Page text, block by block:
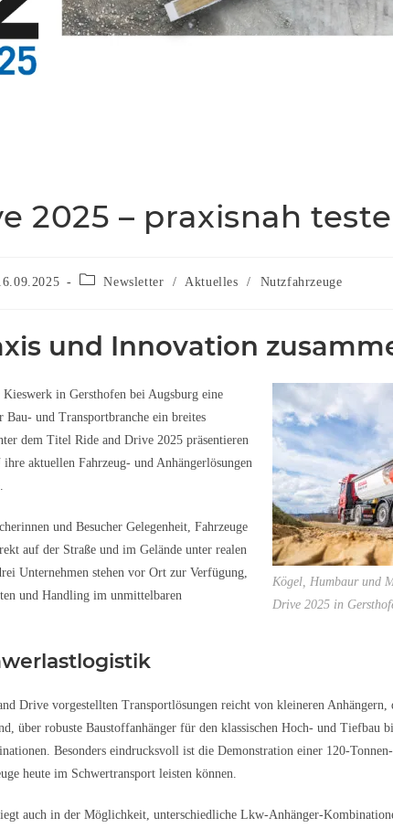
2025 – praxisnah
Newsletter / Aktuelles / Nutzfahrzeuge
und Innovation
Kögel, Humbaur und
Drive 2025 in
in Gersthofen bei Augsburg eine
und Transportbranche ein breites
dem Titel Ride and Drive 2025 präsentieren
aktuellen Fahrzeug- und Anhängerlösungen
und Besucher Gelegenheit, Fahrzeuge
auf der Straße und im Gelände unter realen
Unternehmen stehen vor Ort zur Verfügung,
und Handling im unmittelbaren
Drive vorgestellten Transportlösungen reicht von kleineren Anhängern,
über robuste Baustoffanhänger für den klassischen Hoch- und Tiefbau
Besonders eindrucksvoll ist die Demonstration einer 120-
heute im Schwertransport leisten können.
auch in der Möglichkeit, unterschiedliche Lkw-Anhänger-